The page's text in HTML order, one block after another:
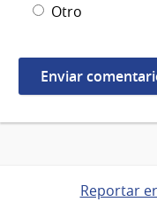
Otro
Reportar